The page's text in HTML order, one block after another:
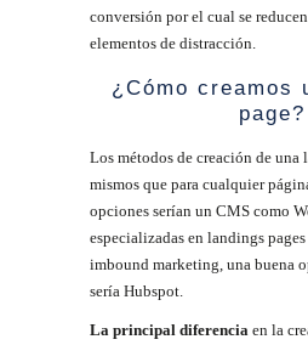
conversión por el cual se
elementos de distracción.
¿Cómo creamos
page?
Los métodos de creación de una
mismos que para cualquier
opciones serían un CMS como
especializadas en landings
imbound marketing, una buena
sería Hubspot.
La principal diferencia en la